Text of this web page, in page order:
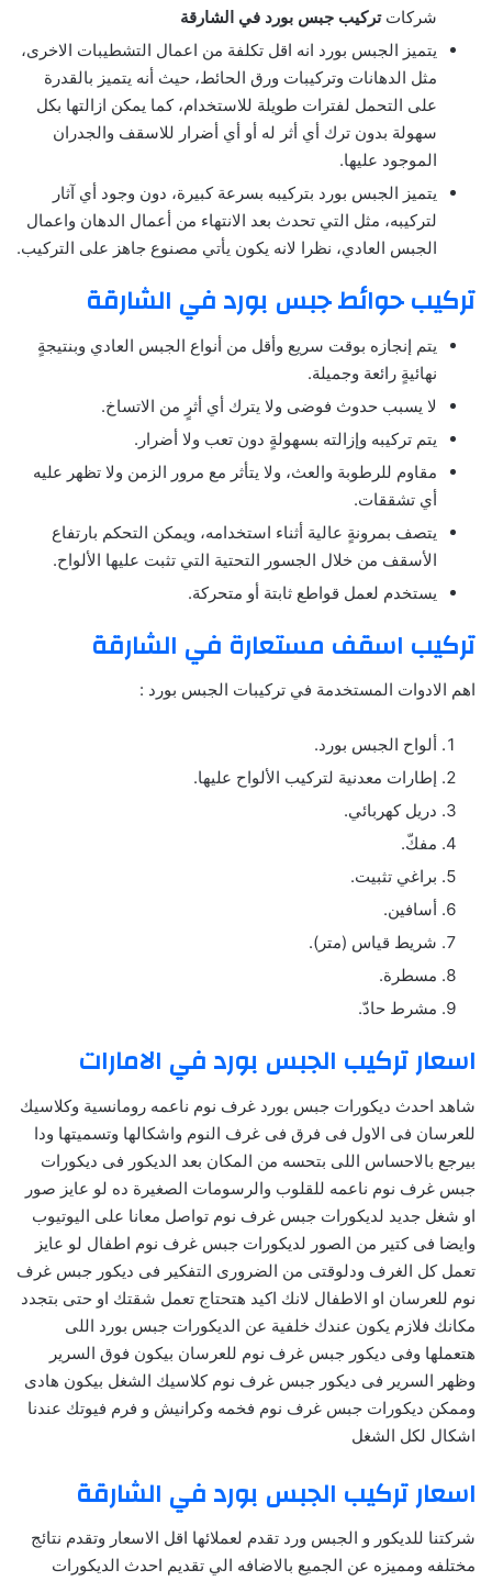
شركاتتركيب جبس بورد في الشارقة
يتميز الجبس بورد انه اقل تكلفة من اعمال التشطيبات الاخرى،
مثل الدهانات وتركيبات ورق الحائط، حيث أنه يتميز بالقدرة
على التحمل لفترات طويلة للاستخدام، كما يمكن ازالتها بكل
سهولة بدون ترك أي أثر له أو أي أضرار للاسقف والجدران
الموجود عليها.
يتميز الجبس بورد بتركيبه بسرعة كبيرة، دون وجود أي آثار
لتركيبه، مثل التي تحدث بعد الانتهاء من أعمال الدهان واعمال
الجبس العادي، نظرا لانه يكون يأتي مصنوع جاهز على التركيب.
تركيب حوائط جبس بورد في الشارقة
يتم إنجازه بوقت سريع وأقل من أنواع الجبس العادي وبنتيجةٍ
نهائيةٍ رائعة وجميلة.
لا يسبب حدوث فوضى ولا يترك أي أثرٍ من الاتساخ.
يتم تركيبه وإزالته بسهولةٍ دون تعب ولا أضرار.
مقاوم للرطوبة والعث، ولا يتأثر مع مرور الزمن ولا تظهر عليه
أي تشققات.
يتصف بمرونةٍ عالية أثناء استخدامه، ويمكن التحكم بارتفاع
الأسقف من خلال الجسور التحتية التي تثبت عليها الألواح.
يستخدم لعمل قواطع ثابتة أو متحركة.
تركيب اسقف مستعارة في الشارقة
اهم الادوات المستخدمة في تركيبات الجبس بورد :
ألواح الجبس بورد.
إطارات معدنية لتركيب الألواح عليها.
دريل كهربائي.
مفكّ.
براغي تثبيت.
أسافين.
شريط قياس (متر).
مسطرة.
مشرط حادّ.
اسعار تركيب الجبس بورد في الامارات
شاهد احدث ديكورات جبس بورد غرف نوم ناعمه رومانسية وكلاسيك
للعرسان فى الاول فى فرق فى غرف النوم واشكالها وتسميتها ودا
بيرجع بالاحساس اللى بتحسه من المكان بعد الديكور فى ديكورات
جبس غرف نوم ناعمه للقلوب والرسومات الصغيرة ده لو عايز صور
او شغل جديد لديكورات جبس غرف نوم تواصل معانا على اليوتيوب
وايضا فى كتير من الصور لديكورات جبس غرف نوم اطفال لو عايز
تعمل كل الغرف ودلوقتى من الضرورى التفكير فى ديكور جبس غرف
نوم للعرسان او الاطفال لانك اكيد هتحتاج تعمل شقتك او حتى بتجدد
مكانك فلازم يكون عندك خلفية عن الديكورات جبس بورد اللى
هتعملها وفى ديكور جبس غرف نوم للعرسان بيكون فوق السرير
وظهر السرير فى ديكور جبس غرف نوم كلاسيك الشغل بيكون هادى
وممكن ديكورات جبس غرف نوم فخمه وكرانيش و فرم فيوتك عندنا
اشكال لكل الشغل
اسعار تركيب الجبس بورد في الشارقة
شركتنا للديكور و الجبس ورد تقدم لعملائها اقل الاسعار وتقدم نتائج
مختلفه ومميزه عن الجميع بالاضافه الي تقديم احدث الديكورات